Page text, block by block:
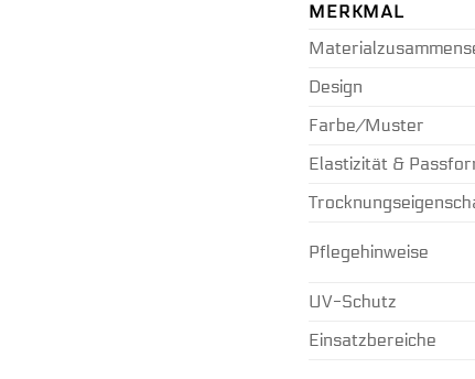
MERKMAL
Design
Farbe/Muster
Elastizität &
Pflegehinweise
UV-Schutz
Einsatzbereiche